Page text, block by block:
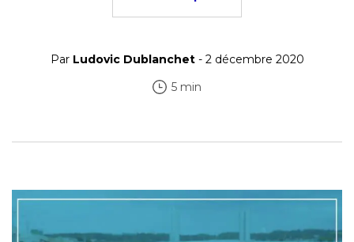
Par Ludovic Dublanchet- 2 décembre 2020
5 min